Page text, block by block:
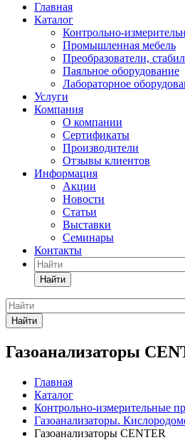
Главная
Каталог
Контрольно-
Промышленная мебель
Преобразователи,
Паяльное оборудование
Лабораторное
Услуги
Компания
О компании
Сертификаты
Производители
Отзывы клиентов
Информация
Акции
Новости
Статьи
Выставки
Семинары
Контакты
Найти
Найти
Газоанализаторы
Главная
Каталог
Контрольно-измерительные
Газоанализаторы.
Газоанализаторы CENTER